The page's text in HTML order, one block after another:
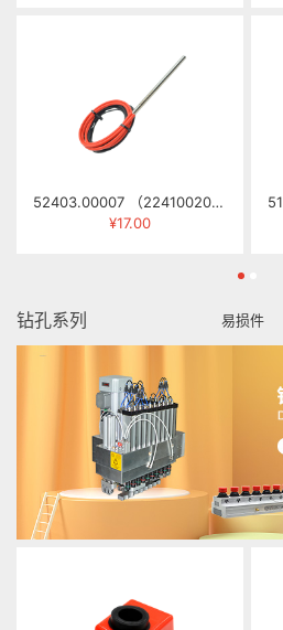
52403.00007 （22410020） 发热管 φ8×135MM 330W 415V
¥17.00
钻孔系列 易损件